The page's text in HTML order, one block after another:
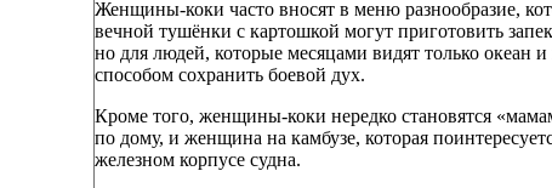
Женщины-коки часто вносят в меню разнообразие,
вечной тушёнки с картошкой могут приготовить
но для людей, которые месяцами видят только океан
способом сохранить боевой дух.
Кроме того, женщины-коки нередко становятся
по дому, и женщина на камбузе, которая
железном корпусе судна.